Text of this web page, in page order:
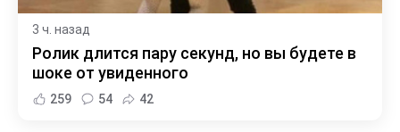
3 ч. назад
Ролик длится пару секунд, но вы будете в
шоке от увиденного
259 54 42